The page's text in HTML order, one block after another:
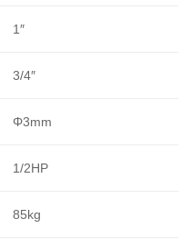
1″
3/4″
Φ3mm
1/2HP
85kg